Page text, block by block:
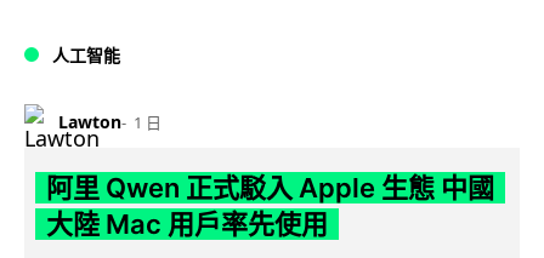
人工智能
Lawton 1 日
阿里 Qwen 正式駁入 Apple 生態 中國
大陸 Mac 用戶率先使用